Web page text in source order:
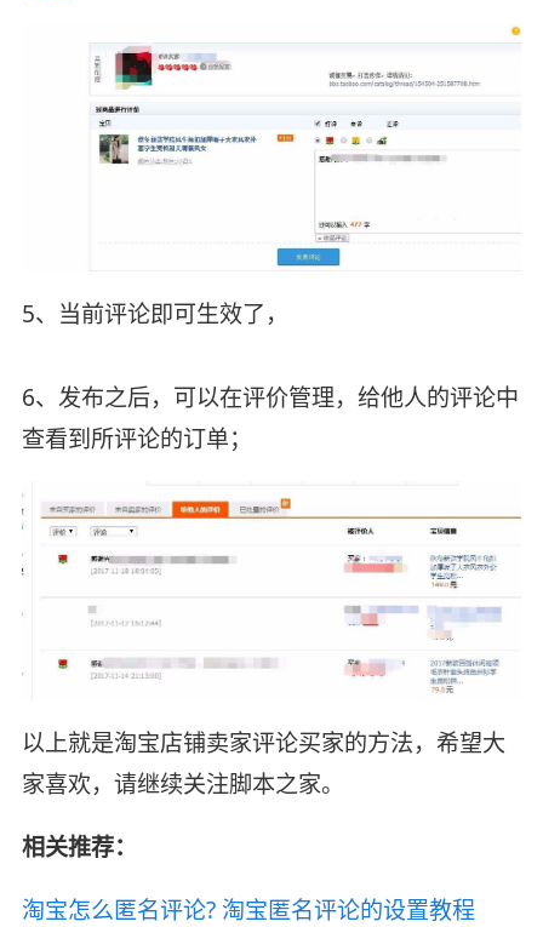
5、当前评论即可生效了，
6、发布之后，可以在评价管理，给他人的评论中
查看到所评论的订单；
以上就是淘宝店铺卖家评论买家的方法，希望大
家喜欢，请继续关注脚本之家。
相关推荐：
淘宝怎么匿名评论? 淘宝匿名评论的设置教程